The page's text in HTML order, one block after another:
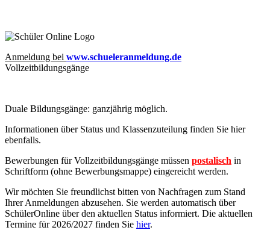
Anmeldung bei www.schueleranmeldung.de
Vollzeitbildungsgänge
Duale Bildungsgänge: ganzjährig möglich.
Informationen über Status und Klassenzuteilung finden Sie hier
ebenfalls.
Bewerbungen für Vollzeitbildungsgänge müssen postalisch in
Schriftform (ohne Bewerbungsmappe) eingereicht werden.
Wir möchten Sie freundlichst bitten von Nachfragen zum Stand
Ihrer Anmeldungen abzusehen. Sie werden automatisch über
SchülerOnline über den aktuellen Status informiert. Die aktuellen
Termine für 2026/2027 finden Sie hier.